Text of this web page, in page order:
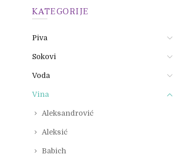
KATEGORIJE
Piva
Sokovi
Voda
Vina
Aleksandrović
Aleksić
Babich